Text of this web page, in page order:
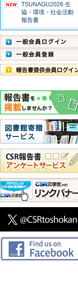
TSUNAGU2026 生
協・環境・社会活動
報告書